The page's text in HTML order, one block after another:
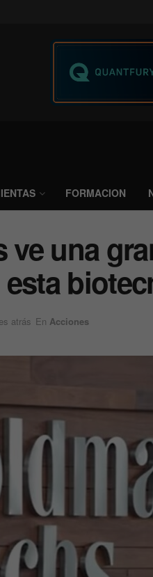
FORMACION
ve una
atrás En Acciones